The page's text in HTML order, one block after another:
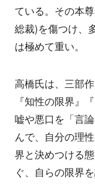
ている。その本
総裁)を傷つけ、
は極めて重い。
高橋氏は、三部
『知性の限界』
嘘や悪口を「言
んで、自分の理
界と決めつける
ぐ、自らの限界